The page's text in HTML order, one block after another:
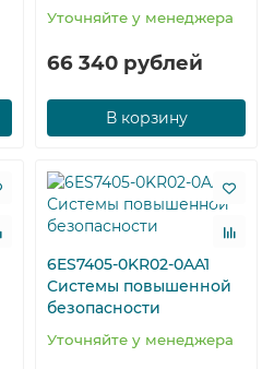
Уточняйте у менеджера
66 340 рублей
В корзину
6ES7405-0KR02-0AA1
Системы повышенной
безопасности
Уточняйте у менеджера